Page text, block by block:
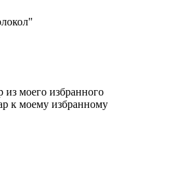
из моего избранного
к моему избранному